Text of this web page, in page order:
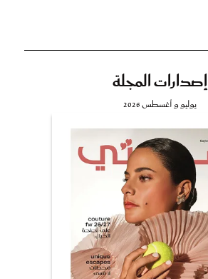
إصدارات المجلة
يوليو و أغسطس 2026